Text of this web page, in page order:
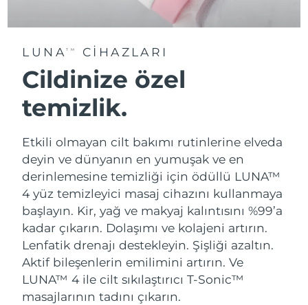
LUNATM CIHAZLARI
Cildinize özel
temizlik.
Etkili olmayan cilt bakımı rutinlerine elveda
deyin ve dünyanın en yumuşak ve en
derinlemesine temizliği için ödüllü LUNA™
4 yüz temizleyici masaj cihazını kullanmaya
başlayın. Kir, yağ ve makyaj kalıntısını %99’a
kadar çıkarın. Dolaşımı ve kolajeni artırın.
Lenfatik drenajı destekleyin. Şişliği azaltın.
Aktif bileşenlerin emilimini artırın. Ve
LUNA™ 4 ile cilt sıkılaştırıcı T-Sonic™
masajlarının tadını çıkarın.